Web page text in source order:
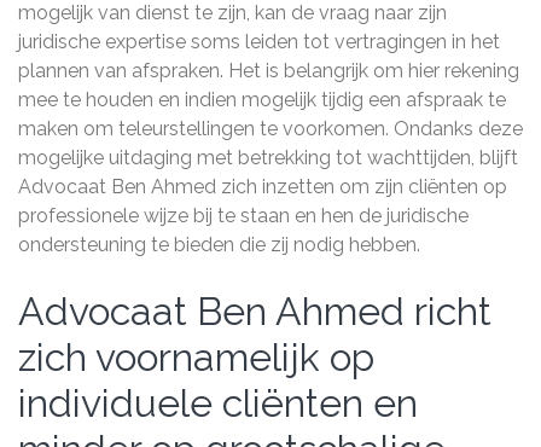
mogelijk van dienst te zijn, kan de vraag naar zijn
juridische expertise soms leiden tot vertragingen in het
plannen van afspraken. Het is belangrijk om hier rekening
mee te houden en indien mogelijk tijdig een afspraak te
maken om teleurstellingen te voorkomen. Ondanks deze
mogelijke uitdaging met betrekking tot wachttijden, blijft
Advocaat Ben Ahmed zich inzetten om zijn cliënten op
professionele wijze bij te staan en hen de juridische
ondersteuning te bieden die zij nodig hebben.
Advocaat Ben Ahmed richt
zich voornamelijk op
individuele cliënten en